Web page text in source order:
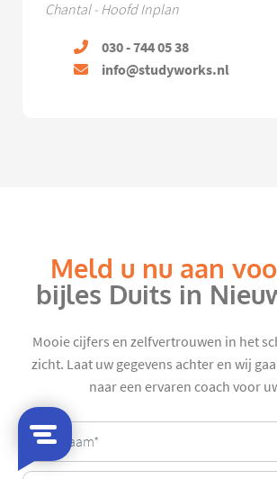
Chantal - Hoofd Inplan
030 - 744 05 38
info@studyworks.nl
Meld u nu aan
bijles Duits in
Mooie cijfers en zelfvertrouwen in het
zicht. Laat uw gegevens achter en wij
naar een ervaren coach voor